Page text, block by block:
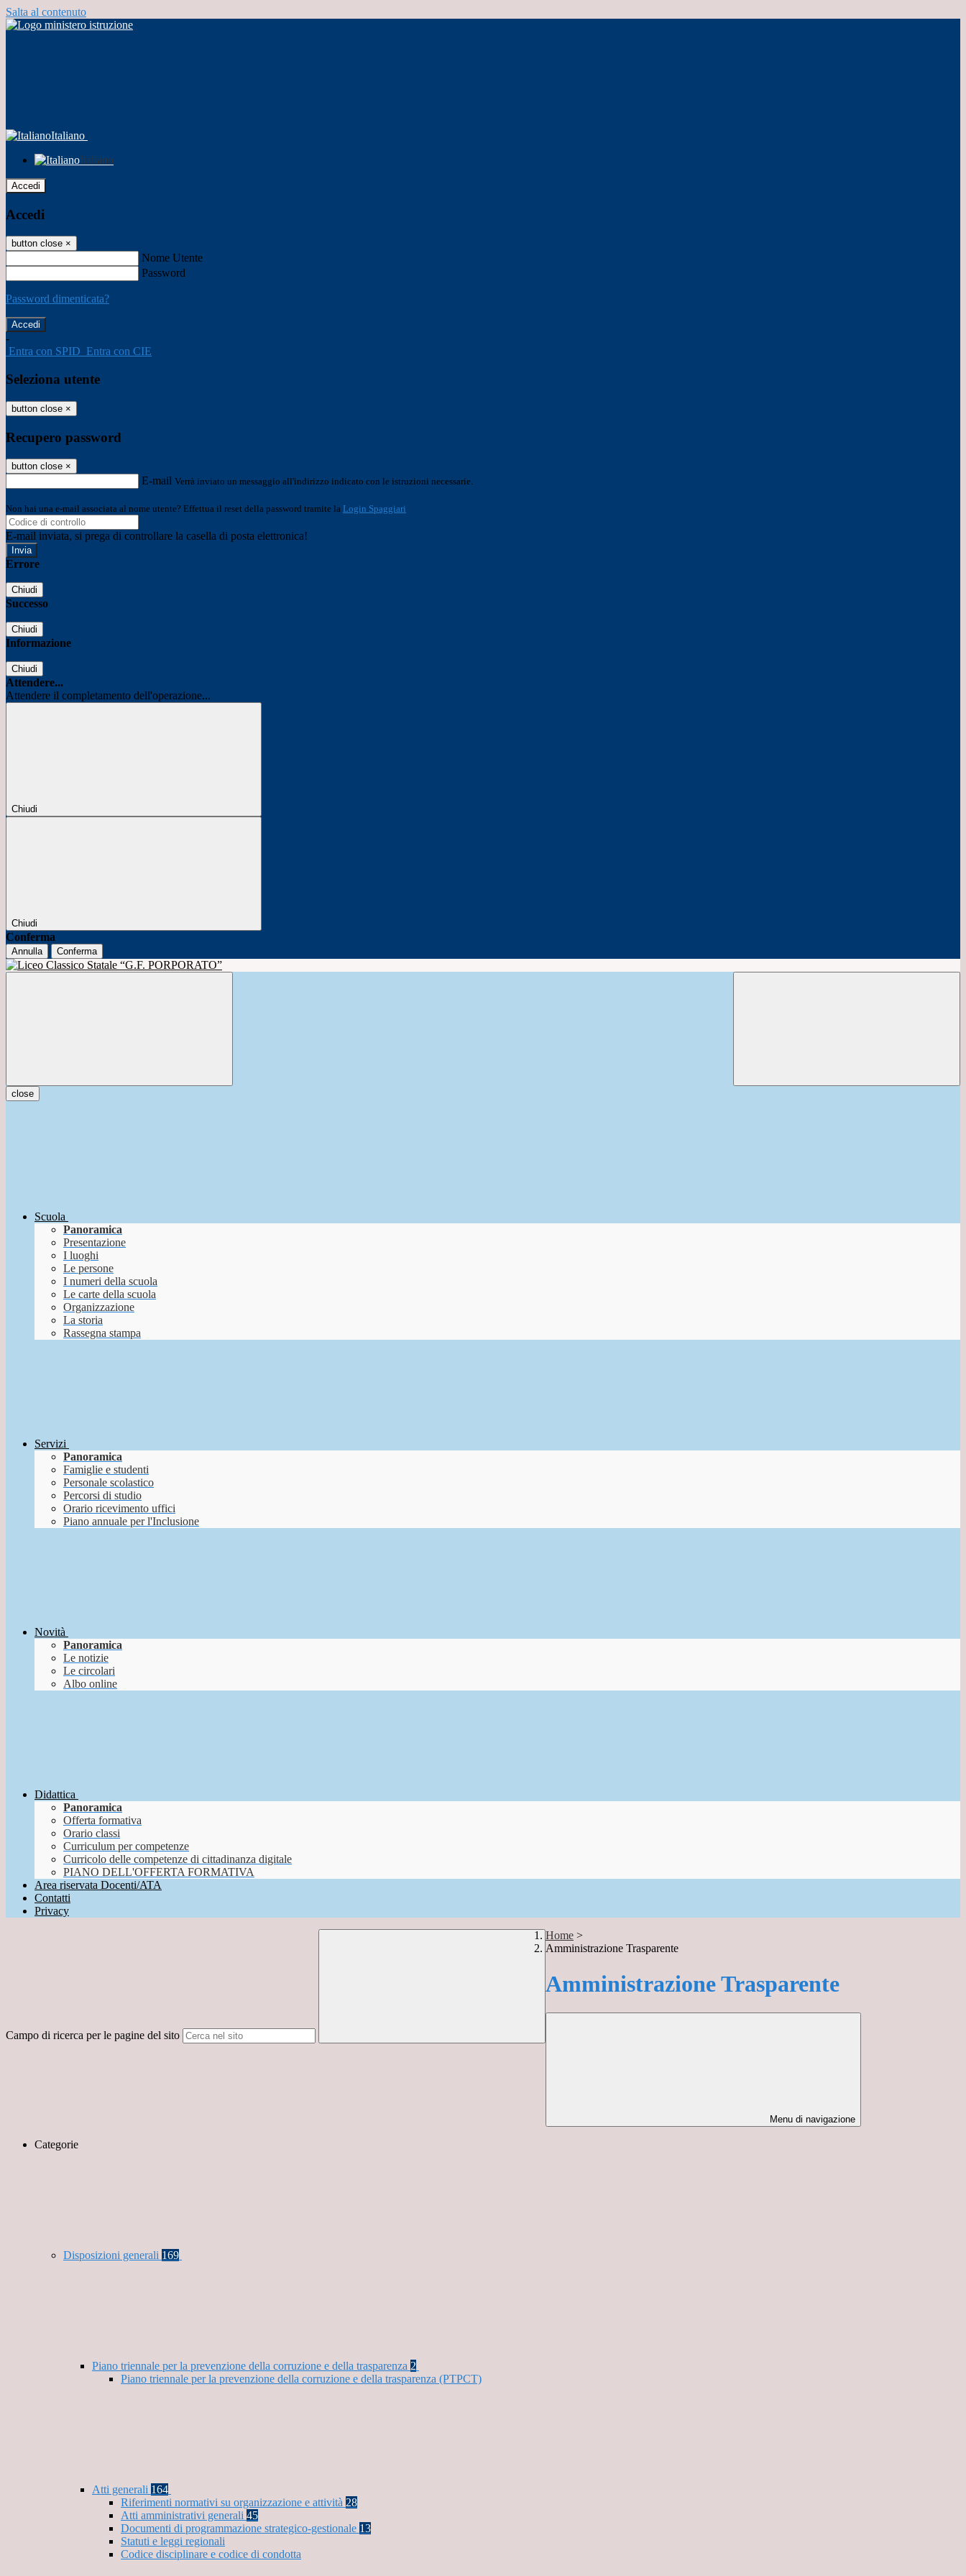
Salta al contenuto
Italiano
Italiano
Accedi
Accedi
button close ×
Nome Utente
Password
Password dimenticata?
-
Entra con SPID Entra con CIE
Seleziona utente
button close ×
Recupero password
button close ×
E-mail Verrà inviato un messaggio all'indirizzo indicato con le istruzioni necessarie.
Non hai una e-mail associata al nome utente? Effettua il reset della password tramite la Login Spaggiari
E-mail inviata, si prega di controllare la casella di posta elettronica!
Errore
Chiudi
Successo
Chiudi
Informazione
Chiudi
Attendere...
Attendere il completamento dell'operazione...
Chiudi
Chiudi
Conferma
Annulla Conferma
close
Scuola
Panoramica
Presentazione
I luoghi
Le persone
I numeri della scuola
Le carte della scuola
Organizzazione
La storia
Rassegna stampa
Servizi
Panoramica
Famiglie e studenti
Personale scolastico
Percorsi di studio
Orario ricevimento uffici
Piano annuale per l'Inclusione
Novità
Panoramica
Le notizie
Le circolari
Albo online
Didattica
Panoramica
Offerta formativa
Orario classi
Curriculum per competenze
Curricolo delle competenze di cittadinanza digitale
PIANO DELL'OFFERTA FORMATIVA
Area riservata Docenti/ATA
Contatti
Privacy
Campo di ricerca per le pagine del sito
Home >
Amministrazione Trasparente
Amministrazione Trasparente
Menu di navigazione
Categorie
Disposizioni generali 169
Piano triennale per la prevenzione della corruzione e della trasparenza 2
Piano triennale per la prevenzione della corruzione e della trasparenza (PTPCT)
Atti generali 164
Riferimenti normativi su organizzazione e attività 28
Atti amministrativi generali 45
Documenti di programmazione strategico-gestionale 13
Statuti e leggi regionali
Codice disciplinare e codice di condotta